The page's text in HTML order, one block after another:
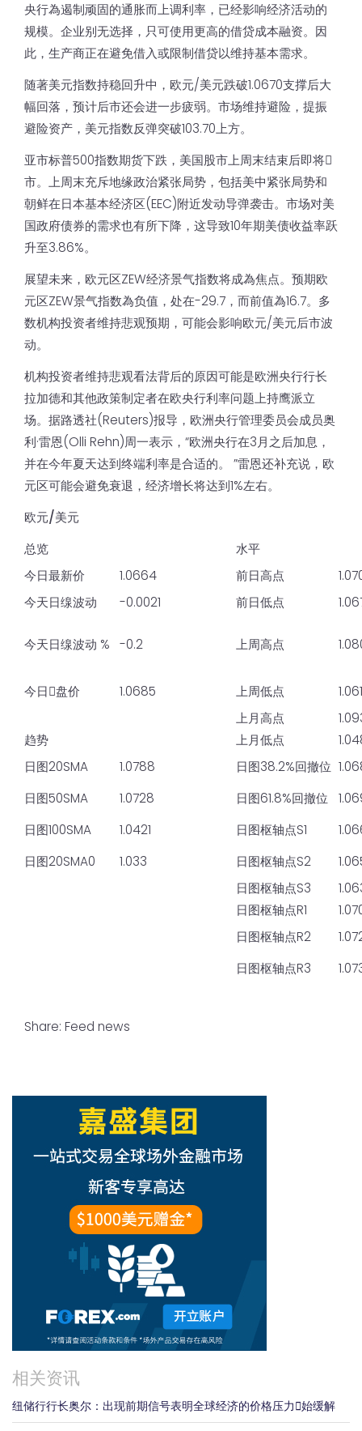
央行為遏制顽固的通胀而上调利率，已经影响经济活动的
规模。企业别无选择，只可使用更高的借贷成本融资。因
此，生产商正在避免借入或限制借贷以维持基本需求。
随著美元指数持稳回升中，欧元/美元跌破1.0670支撑后大
幅回落，预计后市还会进一步疲弱。市场维持避险，提振
避险资产，美元指数反弹突破103.70上方。
亚市标普500指数期货下跌，美国股市上周末结束后即将𫔭
市。上周末充斥地缘政治紧张局势，包括美中紧张局势和
朝鲜在日本基本经济区(EEC)附近发动导弹袭击。市场对美
国政府债券的需求也有所下降，这导致10年期美债收益率跃
升至3.86%。
展望未来，欧元区ZEW经济景气指数将成為焦点。预期欧
元区ZEW景气指数為负值，处在-29.7，而前值為16.7。多
数机构投资者维持悲观预期，可能会影响欧元/美元后市波
动。
机构投资者维持悲观看法背后的原因可能是欧洲央行行长
拉加德和其他政策制定者在欧央行利率问题上持鹰派立
场。据路透社(Reuters)报导，欧洲央行管理委员会成员奥
利·雷恩(Olli Rehn)周一表示，“欧洲央行在3月之后加息，
并在今年夏天达到终端利率是合适的。 ”雷恩还补充说，欧
元区可能会避免衰退，经济增长将达到1%左右。
欧元/美元
总览
水平
今日最新价
1.0664 前日高点
今天日缐波动
-0.0021 前日低点
今天日缐波动 % -0.2 上周高点
今日𫔭盘价 1.0685 上周低点
上月高点
趋势
上月低点
日图20SMA
1.0788 日图38.2%回撤位
日图50SMA
1.0728 日图61.8%回撤位
日图100SMA
1.0421 日图枢轴点S1
日图20SMA0
1.033 日图枢轴点S2
日图枢轴点S3
日图枢轴点R1
日图枢轴点R2
日图枢轴点R3
Share: Feed news
相关资讯
纽储行行长奥尔：出现前期信号表明全球经济的价格压力𫔭始缓解